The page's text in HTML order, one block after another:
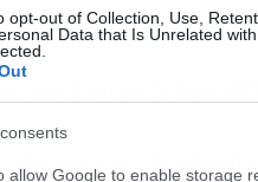
opt-out of Collection, Use,
Data that Is Unrelated
allow Google to enable storage
σενάριο.
και η Lauren Cohan
σε ολόκληρη